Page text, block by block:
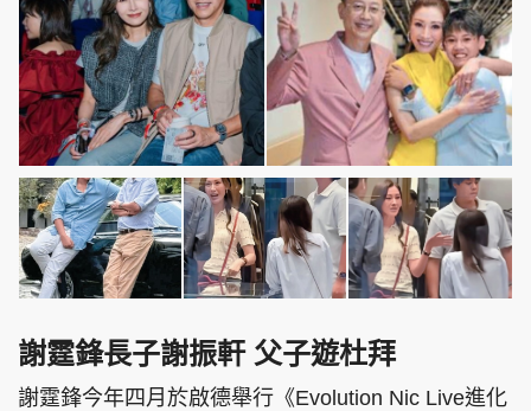
謝霆鋒長子謝振軒 父子遊杜拜
謝霆鋒今年四月於啟德舉行《Evolution Nic Live進化